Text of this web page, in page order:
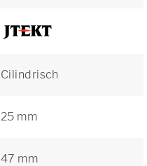
Cilindrisch
25 mm
47 mm